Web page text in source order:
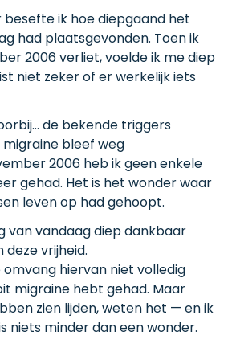
ik hoe diepgaand het
had plaatsgevonden. Toen ik
2006 verliet, voelde ik me diep
niet zeker of er werkelijk iets
de bekende triggers
bleef weg
2006 heb ik geen enkele
gehad. Het is het wonder waar
leven op had gehoopt.
van vandaag diep dankbaar
deze vrijheid.
omvang hiervan niet volledig
migraine hebt gehad. Maar
zien lijden, weten het — en ik
niets minder dan een wonder.